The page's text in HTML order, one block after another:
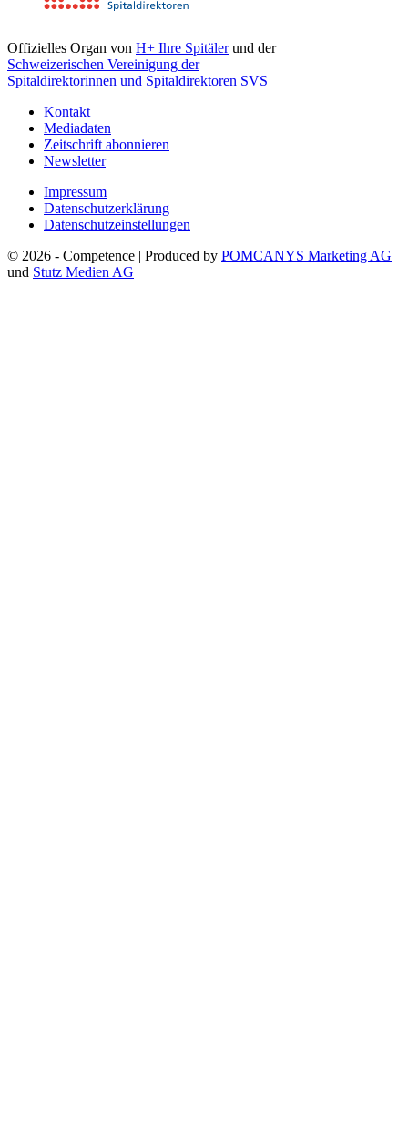
Offizielles Organ von H+ Ihre Spitälerund der
Schweizerischen Vereinigung der
Spitaldirektorinnen und Spitaldirektoren SVS
Kontakt
Mediadaten
Zeitschrift abonnieren
Newsletter
Impressum
Datenschutzerklärung
Datenschutzeinstellungen
© 2026 - Competence | Produced by POMCANYS Marketing AG
und Stutz Medien AG